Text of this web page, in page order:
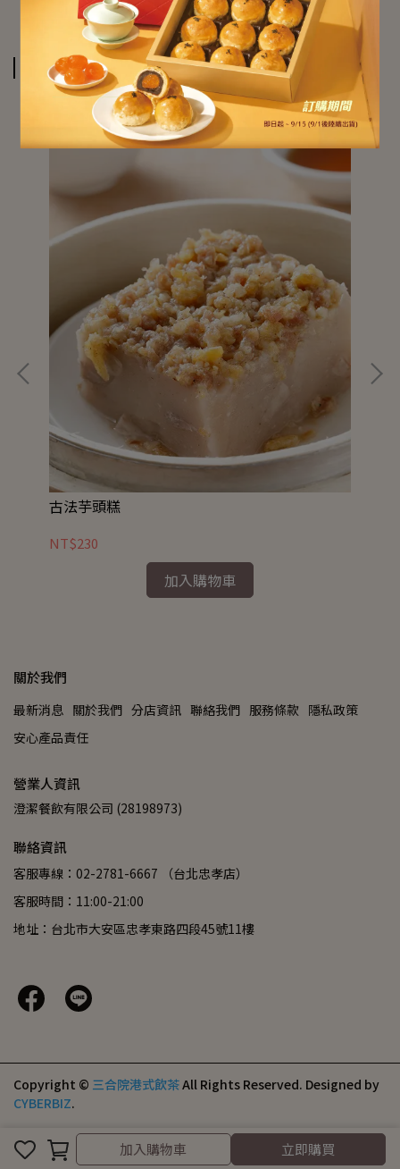
加入購物車 立即購買
相關商品
古法芋頭糕
NT$230
加入購物車
關於我們
最新消息 關於我們 分店資訊 聯絡我們 服務條款 隱私政策
安心產品責任
營業人資訊
澄潔餐飲有限公司 (28198973)
聯絡資訊
客服專線：02-2781-6667 （台北忠孝店）
客服時間：11:00-21:00
地址：台北市大安區忠孝東路四段45號11樓
Copyright © 三合院港式飲茶All Rights Reserved. Designed by
CYBERBIZ.